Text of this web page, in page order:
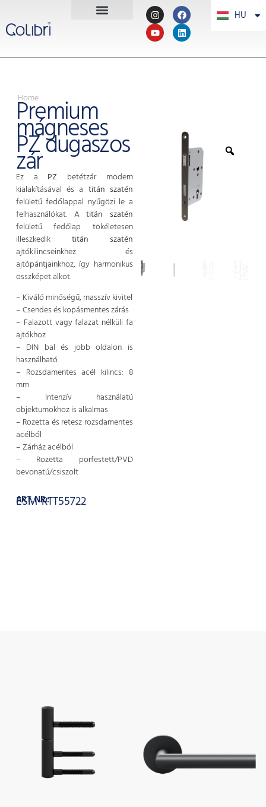
HU
PT
Home
Premium
mágneses
PZ dugaszos
zár
Ez a PZ betétzár modern
kialakításával és a titán szatén
felületű fedőlappal nyűgözi le a
felhasználókat. Atitán szatén
felületű fedőlap tökéletesen
illeszkedik titán szatén
ajtókilincseinkhez és
ajtópántjainkhoz, így harmonikus
összképet alkot.
– Kiváló minőségű, masszív kivitel
– Csendes és kopásmentes zárás
– Falazott vagy falazat nélküli fa
ajtókhoz
– DIN bal és jobb oldalon is
használható
– Rozsdamentes acél kilincs: 8
mm
– Intenzív használatú
objektumokhoz is alkalmas
– Rozetta és retesz rozsdamentes
acélból
– Zárház acélból
– Rozetta porfestett/PVD
bevonatú/csiszolt
ART. NR.:
ESM-RTT55722